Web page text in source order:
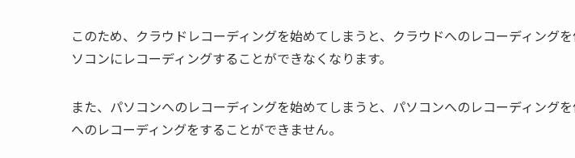
このため、クラウドレコーディングを始めてしまうと、クラウドへのレコーディング
ソコンにレコーディングすることができなくなります。
また、パソコンへのレコーディングを始めてしまうと、パソコンへのレコーディング
へのレコーディングをすることができません。